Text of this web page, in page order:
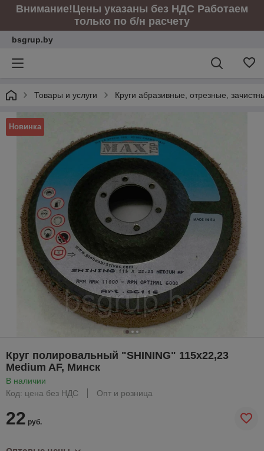
Внимание!Цены указаны без НДС Работаем
только по б/н расчету
bsgrup.by
Товары и услуги Круги абразивные, отрезные,
Новинка
Круг полировальный "SHINING" 115х22,23
Medium AF, Минск
В наличии
Код: цена без НДС
Опт и розница
22 руб.